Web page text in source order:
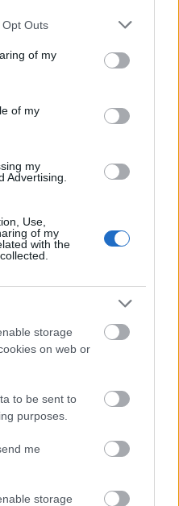
uses one or more Google
behaviour. You may click to
and its third-party tags to
purposes in below Google
Outs
of my
of my
my
Advertising.
Use,
of my
with the
storage
on web or
to be sent to
purposes.
me
storage
városa
Avagy a
migrációs útvonalai: A